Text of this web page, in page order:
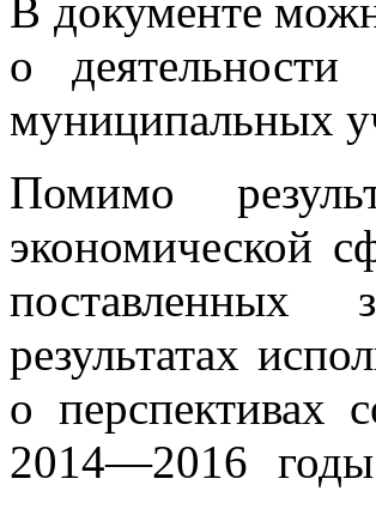
В документе
о
муниципальных
Помимо
экономической
поставленных
результатах
о перспективах
2014—2016